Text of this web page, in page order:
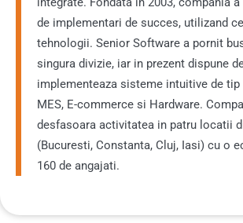
de implementari de succes, utilizand
tehnologii. Senior Software a pornit
singura divizie, iar in prezent dispune
implementeaza sisteme intuitive de tip
MES, E-commerce si Hardware.
desfasoara activitatea in patru locatii
(Bucuresti, Constanta, Cluj, Iasi) cu o
160 de angajati.